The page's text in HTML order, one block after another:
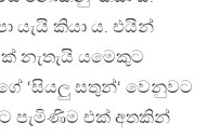
යැයි කියා ය. එයින්
නැතැයි යමෙකුට
‘සියලු සතුන්‘ වෙනුවට
පැමිණිම එක් අතකින්